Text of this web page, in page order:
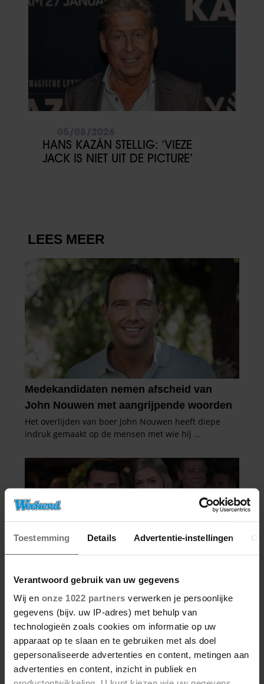
Toestemming Details Advertentie-instellingen
Verantwoord gebruik van uw gegevens
Wij en onze 1022 partners verwerken je persoonlijke
gegevens (bijv. uw IP-adres) met behulp van
technologieën zoals cookies om informatie op uw
apparaat op te slaan en te gebruiken met als doel
gepersonaliseerde advertenties en content, metingen aan
advertenties en content, inzicht in publiek en
HANS KAZÀN STELLIG: ‘VIEZE
JACK IS NIET UIT DE PICTURE’